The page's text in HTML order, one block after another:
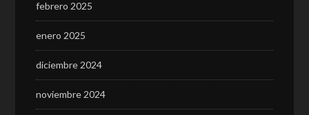
febrero 2025
enero 2025
diciembre 2024
noviembre 2024